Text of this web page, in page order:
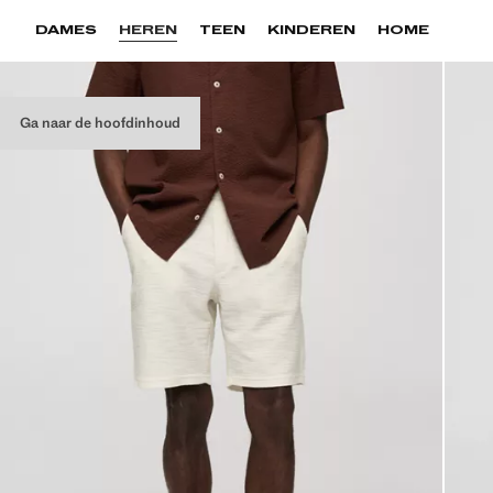
Ga naar de hoofdinhoud
DAMES HEREN TEEN KINDEREN HOME